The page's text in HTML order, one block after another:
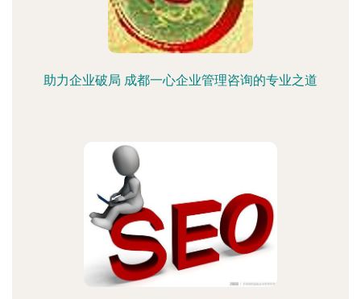
助力企业破局 成都一心企业管理咨询的专业之道